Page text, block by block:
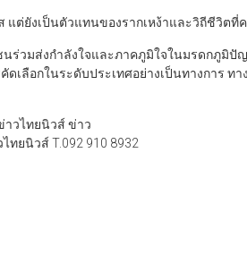
แต่ยังเป็นตัวแทนของรากเหง้าและวิถีชีวิตที่
ร่วมส่งกำลังใจและภาคภูมิใจในมรดกภูมิปั
เลือกในระดับประเทศอย่างเป็นทางการ ท
าวไทยนิวส์ ข่าว
ทยนิวส์ T.092 910 8932